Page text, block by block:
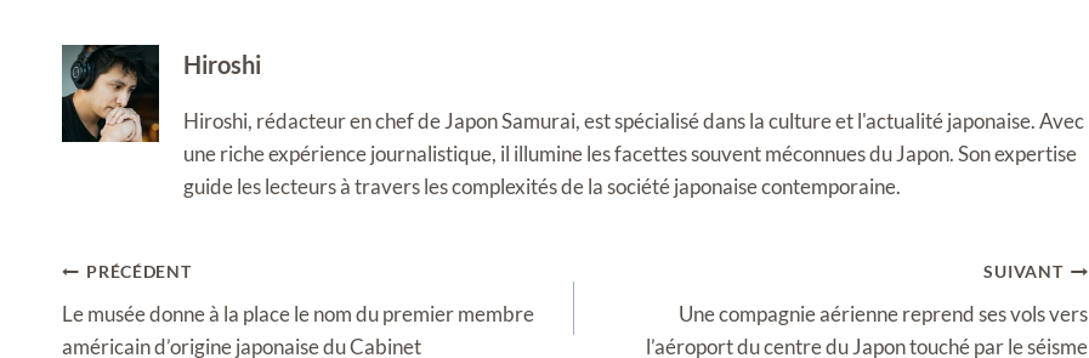
Hiroshi
Hiroshi, rédacteur en chef de Japon Samurai, est spécialisé dans la culture et l'actualité japonaise. Avec
une riche expérience journalistique, il illumine les facettes souvent méconnues du Japon. Son expertise
guide les lecteurs à travers les complexités de la société japonaise contemporaine.
Navigation
de
l’article
PRÉCÉDENT
Le musée donne à la place le nom du premier membre
américain d’origine japonaise du Cabinet
SUIVANT
Une compagnie aérienne reprend ses vols vers
l’aéroport du centre du Japon touché par le séisme